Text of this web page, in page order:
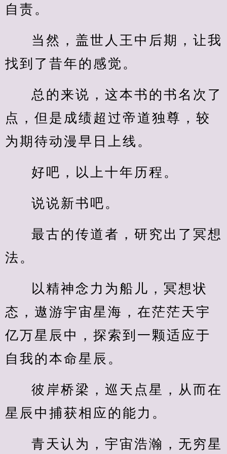
自责。
当然，盖世人王中后期，让我
找到了昔年的感觉。
总的来说，这本书的书名次了
点，但是成绩超过帝道独尊，较
为期待动漫早日上线。
好吧，以上十年历程。
说说新书吧。
最古的传道者，研究出了冥想
法。
以精神念力为船儿，冥想状
态，遨游宇宙星海，在茫茫天宇
亿万星辰中，探索到一颗适应于
自我的本命星辰。
彼岸桥梁，巡天点星，从而在
星辰中捕获相应的能力。
青天认为，宇宙浩瀚，无穷星